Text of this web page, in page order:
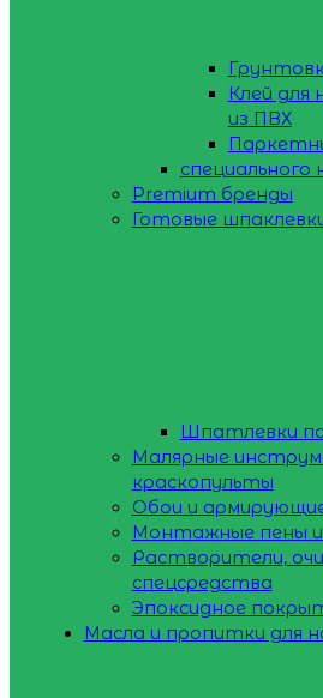
Клей для
из ПВХ
специального
Premium бренды
Готовые
Шпатлевки
Малярные
краскопульты
Обои и
Монтажные пены
Растворители,
спецсредства
Эпоксидное
Масла и пропитки для